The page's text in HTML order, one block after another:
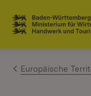
Zum Inhalt
Link zur
Europäische